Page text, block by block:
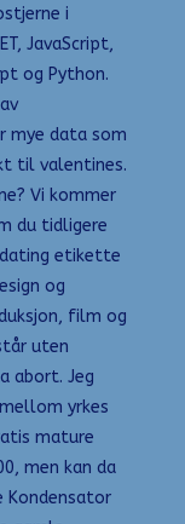
i
JavaScript,
og Python.
mye data som
til valentines.
Vi kommer
du tidligere
etikette
og
film og
uten
abort. Jeg
yrkes
mature
men kan da
Kondensator